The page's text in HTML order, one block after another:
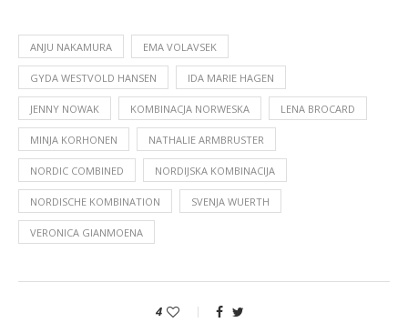
ANJU NAKAMURA EMA VOLAVSEK
GYDA WESTVOLD HANSEN IDA MARIE HAGEN
JENNY NOWAK KOMBINACJA NORWESKA LENA BROCARD
MINJA KORHONEN NATHALIE ARMBRUSTER
NORDIC COMBINED NORDIJSKA KOMBINACIJA
NORDISCHE KOMBINATION SVENJA WUERTH
VERONICA GIANMOENA
4